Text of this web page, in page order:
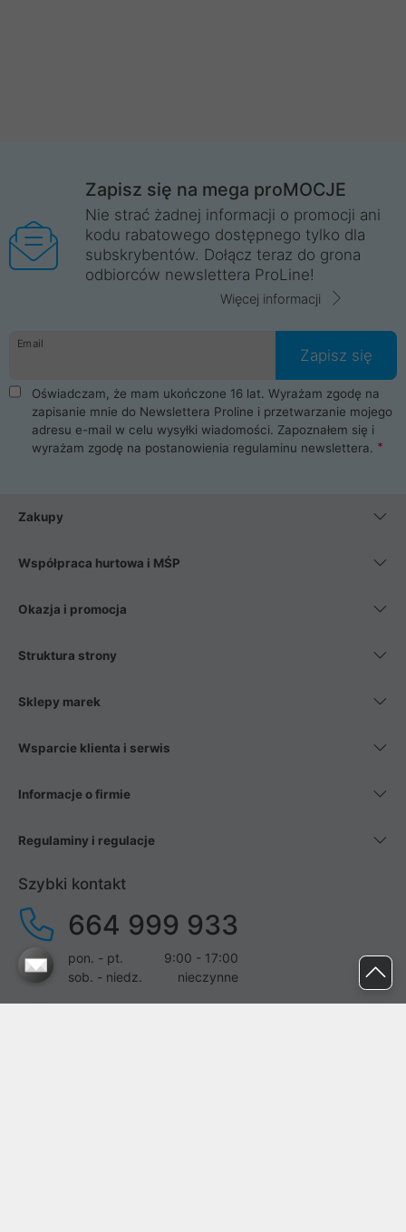
Zapisz się na mega proMOCJE
Nie strać żadnej informacji o promocji ani
kodu rabatowego dostępnego tylko dla
subskrybentów. Dołącz teraz do grona
odbiorców newslettera ProLine!
Więcej informacji
Email
Zapisz się
Oświadczam, że mam ukończone 16 lat. Wyrażam zgodę na
zapisanie mnie do Newslettera Proline i przetwarzanie mojego
adresu e-mail w celu wysyłki wiadomości. Zapoznałem się i
wyrażam zgodę na postanowienia regulaminu newslettera.
Zakupy
Współpraca hurtowa i MŚP
Okazja i promocja
Struktura strony
Sklepy marek
Wsparcie klienta i serwis
Informacje o firmie
Regulaminy i regulacje
Szybki kontakt
664 999 933
pon. - pt.
9:00 - 17:00
sob. - niedz.
nieczynne